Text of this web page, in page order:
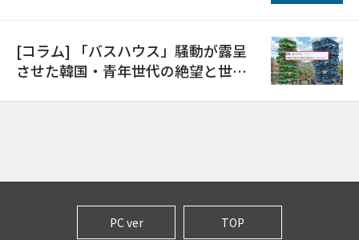
[コラム] 「バスハウス」騒動が露呈
させた韓国・青年世代の絶望と世代
PC ver TOP